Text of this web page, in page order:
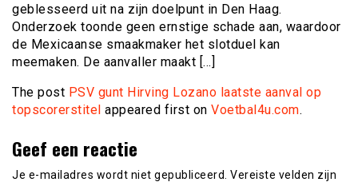
geblesseerd uit na zijn doelpunt in Den Haag.
Onderzoek toonde geen ernstige schade aan, waardoor
de Mexicaanse smaakmaker het slotduel kan
meemaken. De aanvaller maakt […]
The post PSV gunt Hirving Lozano laatste aanval op
topscorerstitel appeared first on Voetbal4u.com.
Geef een reactie
Je e-mailadres wordt niet gepubliceerd. Vereiste velden zijn